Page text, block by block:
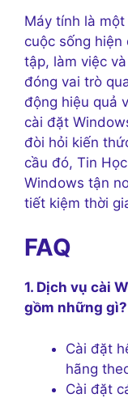
Máy tính là
cuộc sống hiện
tập, làm việc
đóng vai trò
động hiệu quả
cài đặt
đòi hỏi kiến
cầu đó, Tin
Windows tận
tiết kiệm thời
FAQ
1. Dịch vụ cài
gồm những gì?
Cài đặt
hãng
Cài đặt